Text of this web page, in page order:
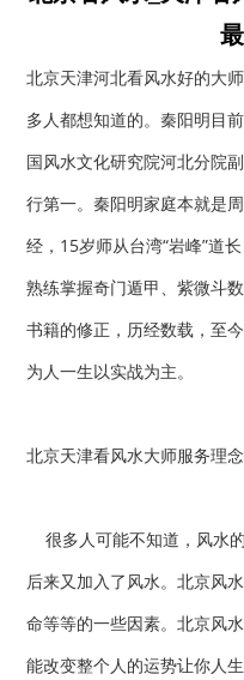
北京天津河北看风水好的大
多人都想知道的。秦阳明目
国风水文化研究院河北分院
行第一。秦阳明家庭本就是
经，15岁师从台湾“岩峰”道
熟练掌握奇门遁甲、紫微斗
书籍的修正，历经数载，至
为人一生以实战为主。
北京天津看风水大师服务理念
很多人可能不知道，风水
后来又加入了风水。北京风
命等等的一些因素。北京风
能改变整个人的运势让你人